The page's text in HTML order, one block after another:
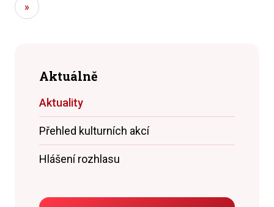
»
Aktuálně
Aktuality
Přehled kulturních akcí
Hlášení rozhlasu